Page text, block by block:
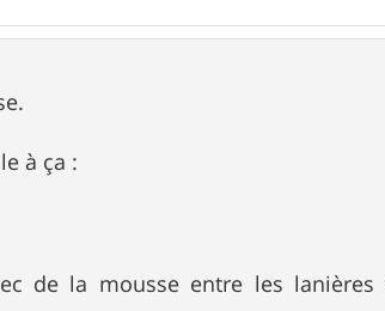
à ça :
de la mousse entre les